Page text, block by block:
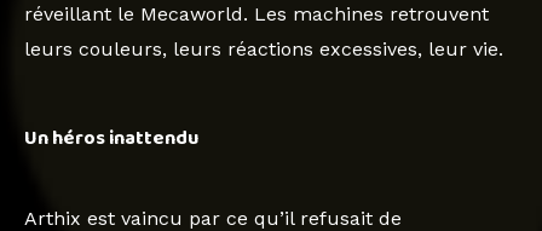
réveillant le Mecaworld. Les machines retrouvent
leurs couleurs, leurs réactions excessives, leur vie.
Un héros inattendu
Arthix est vaincu par ce qu’il refusait de